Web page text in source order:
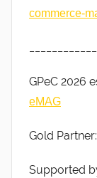
commerce-
GPeC 2026
eMAG
Gold Partner:
Supported